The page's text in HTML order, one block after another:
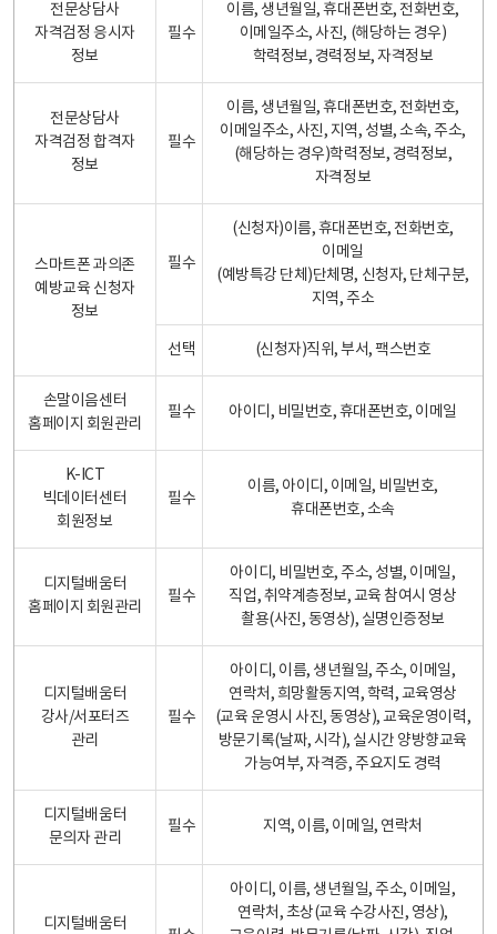
전문상담사
자격검정 응시자
정보
필수
이름, 생년월일, 휴대폰번호, 전화번호,
이메일주소, 사진, (해당하는 경우)
학력정보, 경력정보, 자격정보
전문상담사
자격검정 합격자
정보
필수
이름, 생년월일, 휴대폰번호, 전화번호,
이메일주소, 사진, 지역, 성별, 소속, 주소,
(해당하는 경우)학력정보, 경력정보,
자격정보
스마트폰 과의존
예방교육 신청자
정보
필수
(신청자)이름, 휴대폰번호, 전화번호,
이메일
(예방특강 단체)단체명, 신청자, 단체구분,
지역, 주소
선택 (신청자)직위, 부서, 팩스번호
손말이음센터
홈페이지 회원관리
필수 아이디, 비밀번호, 휴대폰번호, 이메일
K-ICT
빅데이터센터
회원정보
필수
이름, 아이디, 이메일, 비밀번호,
휴대폰번호, 소속
디지털배움터
홈페이지 회원관리
필수
아이디, 비밀번호, 주소, 성별, 이메일,
직업, 취약계층정보, 교육 참여시 영상
촬용(사진, 동영상), 실명인증정보
디지털배움터
강사/서포터즈
관리
필수
아이디, 이름, 생년월일, 주소, 이메일,
연락처, 희망활동지역, 학력, 교육영상
(교육 운영시 사진, 동영상), 교육운영이력,
방문기록(날짜, 시각), 실시간 양방향교육
가능여부, 자격증, 주요지도 경력
디지털배움터
문의자 관리
필수 지역, 이름, 이메일, 연락처
디지털배움터
아이디, 이름, 생년월일, 주소, 이메일,
연락처, 초상(교육 수강사진, 영상),